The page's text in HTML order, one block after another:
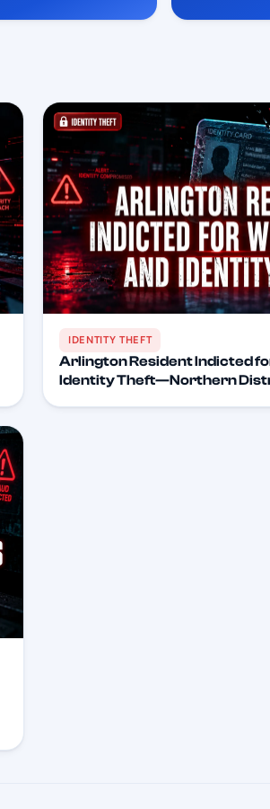
IDENTITY THEFT
Arlington Resident Indicted
Identity Theft—Northern